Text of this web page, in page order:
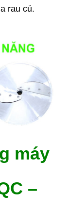
rau củ.
máy
–